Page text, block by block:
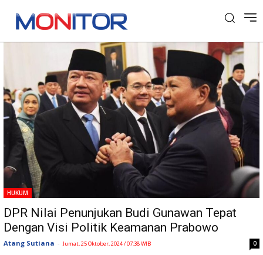
Tag: menkopolhukam
HUKUM
DPR Nilai Penunjukan Budi Gunawan Tepat
Dengan Visi Politik Keamanan Prabowo
Atang Sutiana - Jumat, 25 Oktober, 2024 / 07:38 WIB 0